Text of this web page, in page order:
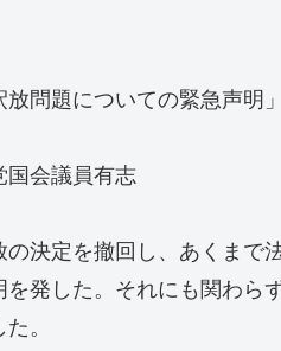
放問題についての緊急声明
会議員有志
決定を撤回し、あくまで
発した。それにも関わら
。